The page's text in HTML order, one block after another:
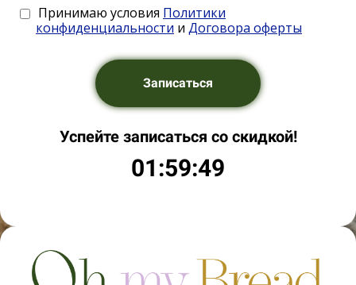
Принимаю условия Политики
конфиденциальности и Договора оферты
Записаться
Успейте записаться со скидкой!
01:59:48